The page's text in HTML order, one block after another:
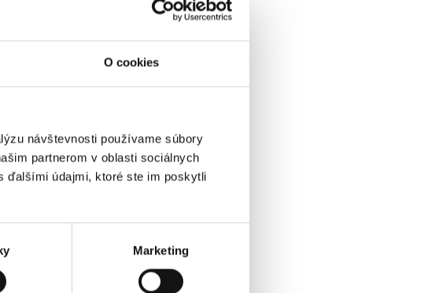
O cookies
návštevnosti používame súbory
partnerom v oblasti sociálnych
ďalšími údajmi, ktoré ste im poskytli
Marketing